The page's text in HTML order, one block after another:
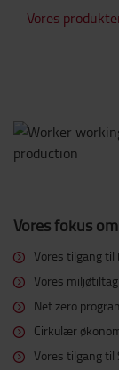
Vores
Vores fokus
Vores tilgang
Vores miljøtiltag
Net zero
Cirkulær
Vores tilgang til